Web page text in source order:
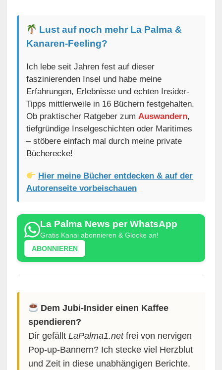
Lust auf noch mehr La Palma &
Kanaren-Feeling?
Ich lebe seit Jahren fest auf dieser
faszinierenden Insel und habe meine
Erfahrungen, Erlebnisse und echten Insider-
Tipps mittlerweile in 16 Büchern festgehalten.
Ob praktischer Ratgeber zum Auswandern,
tiefgründige Inselgeschichten oder Maritimes
– stöbere einfach mal durch meine private
Bücherecke!
Hier meine Bücher entdecken & auf der
Autorenseite vorbeischauen
La Palma News per WhatsApp
Gratis Kanal abonnieren & Glocke an!
ABONNIEREN
Dem Jubi-Insider einen Kaffee
spendieren?
Dir gefällt LaPalma1.netfrei von nervigen
Pop-up-Bannern? Ich stecke viel Herzblut
und Zeit in diese unabhängigen Berichte.